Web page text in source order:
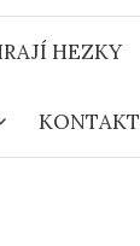
HEZKY
KONTAKT